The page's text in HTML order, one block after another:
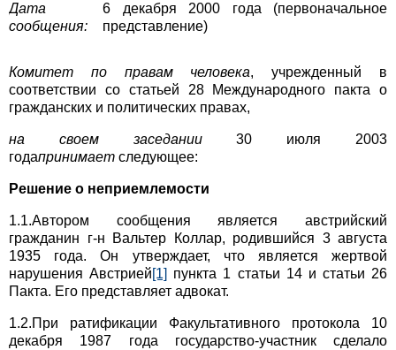
Дата
сообщения:
6 декабря 2000 года (первоначальное
представление)
Комитет по правам человека, учрежденный в
соответствии со статьей 28 Международного пакта о
гражданских и политических правах,
на своем заседании30 июля 2003
годапринимает следующее:
Решение о неприемлемости
1.1.Автором сообщения является австрийский
гражданин г-н Вальтер Коллар, родившийся 3 августа
1935 года. Он утверждает, что является жертвой
нарушения Австрией[1] пункта 1 статьи 14 и статьи 26
Пакта. Его представляет адвокат.
1.2.При ратификации Факультативного протокола 10
декабря 1987 года государство-участник сделало